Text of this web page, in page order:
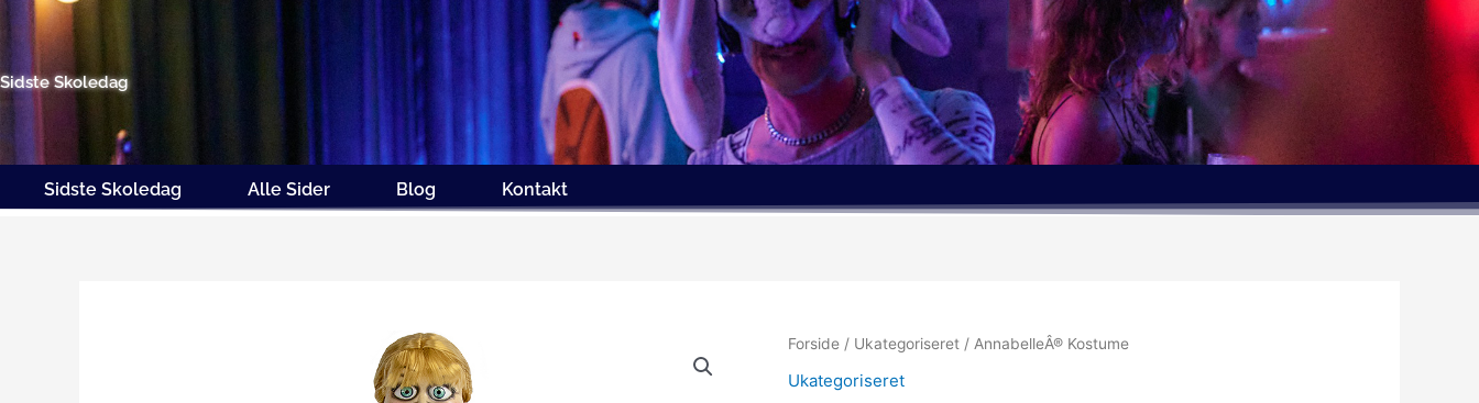
indholdet
Sidste Skoledag
Sidste Skoledag Alle Sider Blog Kontakt
Forside / Ukategoriseret / AnnabelleÂ® Kostume
Ukategoriseret